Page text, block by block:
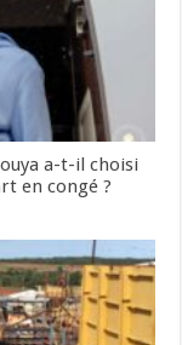
a-t-il choisi
en congé ?